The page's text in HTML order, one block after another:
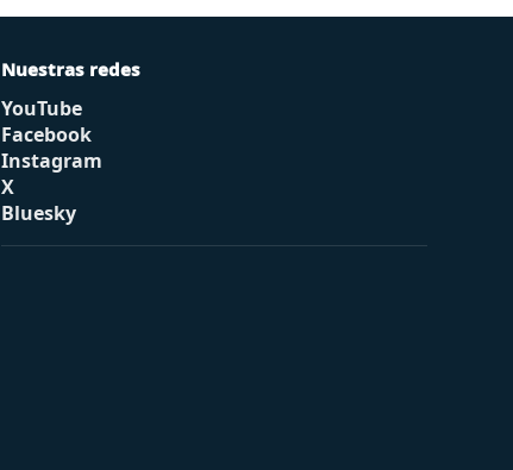
Nuestras redes
YouTube
Facebook
Instagram
X
Bluesky